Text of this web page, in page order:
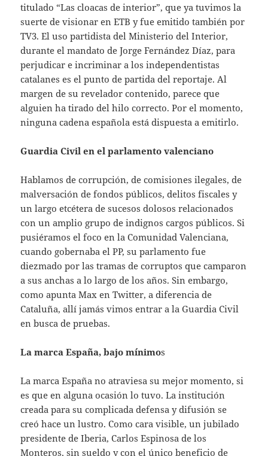
titulado “Las cloacas de interior”, que ya tuvimos la
suerte de visionar en ETB y fue emitido también por
TV3. El uso partidista del Ministerio del Interior,
durante el mandato de Jorge Fernández Díaz, para
perjudicar e incriminar a los independentistas
catalanes es el punto de partida del reportaje. Al
margen de su revelador contenido, parece que
alguien ha tirado del hilo correcto. Por el momento,
ninguna cadena española está dispuesta a emitirlo.
Guardia Civil en el parlamento valenciano
Hablamos de corrupción, de comisiones ilegales, de
malversación de fondos públicos, delitos fiscales y
un largo etcétera de sucesos dolosos relacionados
con un amplio grupo de indignos cargos públicos. Si
pusiéramos el foco en la Comunidad Valenciana,
cuando gobernaba el PP, su parlamento fue
diezmado por las tramas de corruptos que camparon
a sus anchas a lo largo de los años. Sin embargo,
como apunta Max en Twitter, a diferencia de
Cataluña, allí jamás vimos entrar a la Guardia Civil
en busca de pruebas.
La marca España, bajo mínimos
La marca España no atraviesa su mejor momento, si
es que en alguna ocasión lo tuvo. La institución
creada para su complicada defensa y difusión se
creó hace un lustro. Como cara visible, un jubilado
presidente de Iberia, Carlos Espinosa de los
Monteros, sin sueldo y con el único beneficio de